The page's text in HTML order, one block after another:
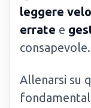
leggere
errate e
consapevole.
Allenarsi su